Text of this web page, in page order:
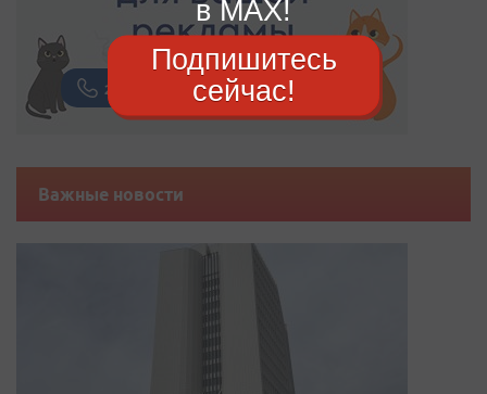
Важные новости
в MAX!
Подпишитесь
сейчас!